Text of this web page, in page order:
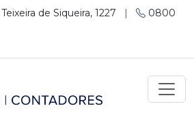
de Siqueira, 1227 |
0800